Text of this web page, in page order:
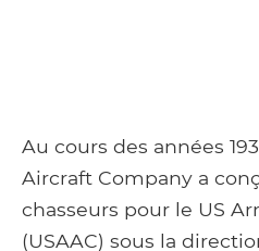
Au cours des années
Aircraft Company a
chasseurs pour le US
(USAAC) sous la